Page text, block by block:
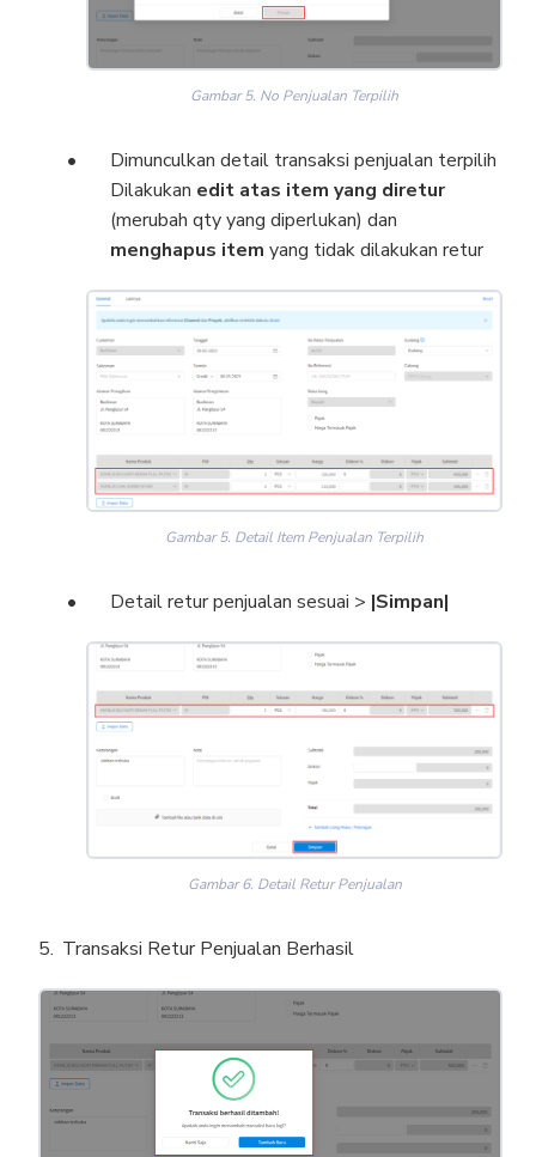
Gambar 5. No Penjualan Terpilih
Dimunculkan detail transaksi penjualan terpilih
Dilakukan edit atas item yang diretur
(merubah qty yang diperlukan) dan
menghapus item yang tidak dilakukan retur
Gambar 5. Detail Item Penjualan Terpilih
Detail retur penjualan sesuai > |Simpan|
Gambar 6. Detail Retur Penjualan
Transaksi Retur Penjualan Berhasil